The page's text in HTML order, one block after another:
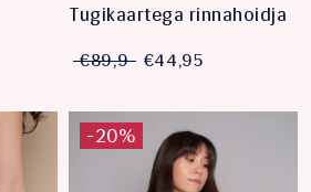
Tugikaartega rinnahoidja
€89,9 €44,95
-20%